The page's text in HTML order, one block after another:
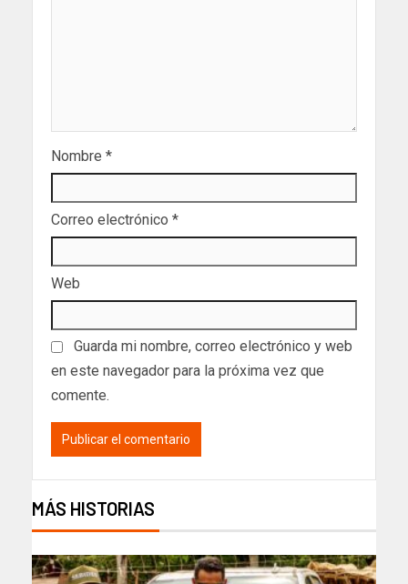
Nombre *
Correo electrónico *
Web
Guarda mi nombre, correo electrónico y web
en este navegador para la próxima vez que
comente.
MÁS HISTORIAS